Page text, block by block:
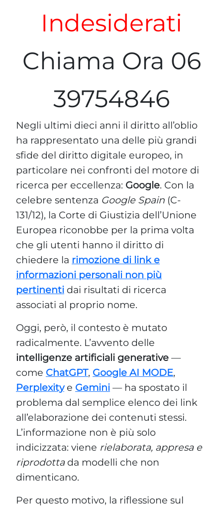
Indesiderati
Chiama Ora 06
39754846
Negli ultimi dieci anni il diritto all’oblio
ha rappresentato una delle più grandi
sfide del diritto digitale europeo, in
particolare nei confronti del motore di
ricerca per eccellenza: Google. Con la
celebre sentenza Google Spain (C-
131/12), la Corte di Giustizia dell’Unione
Europea riconobbe per la prima volta
che gli utenti hanno il diritto di
chiedere la rimozione di link e
informazioni personali non più
pertinenti dai risultati di ricerca
associati al proprio nome.
Oggi, però, il contesto è mutato
radicalmente. L’avvento delle
intelligenze artificiali generative —
come ChatGPT, Google AI MODE,
Perplexitye Gemini — ha spostato il
problema dal semplice elenco dei link
all’elaborazione dei contenuti stessi.
L’informazione non è più solo
indicizzata: viene rielaborata, appresa e
riprodottada modelli che non
dimenticano.
Per questo motivo, la riflessione sul